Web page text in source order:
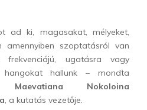
ad ki, magasakat, mélyeket,
szoptatásról van
frekvenciájú, ugatásra vagy
hangokat hallunk – mondta
Maevatiana Nokoloina
, a kutatás vezetője.